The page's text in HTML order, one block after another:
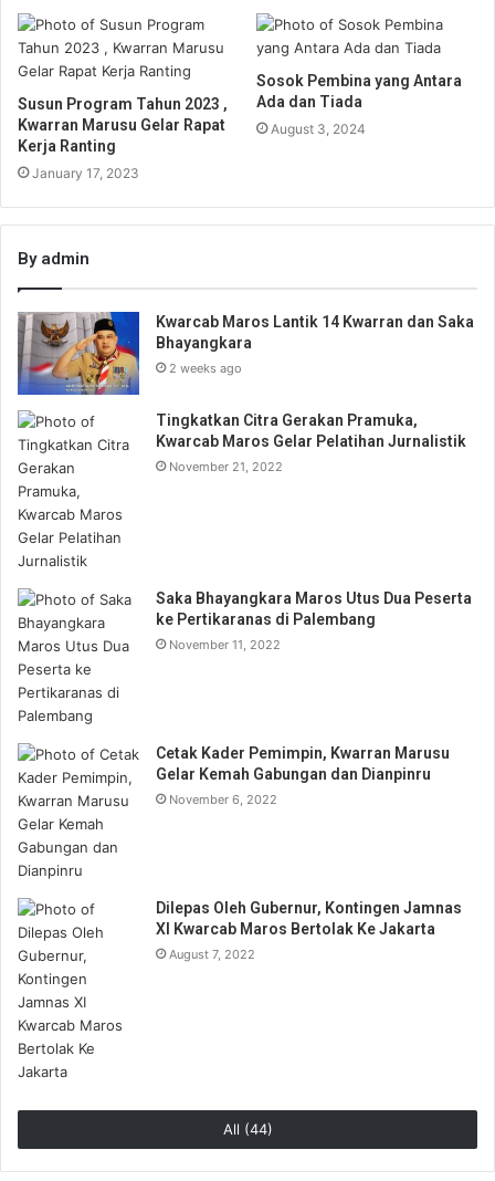
Susun Program Tahun 2023 ,
Kwarran Marusu Gelar Rapat
Kerja Ranting
January 17, 2023
Sosok Pembina yang Antara
Ada dan Tiada
August 3, 2024
By admin
Kwarcab Maros Lantik 14 Kwarran dan Saka
Bhayangkara
2 weeks ago
Tingkatkan Citra Gerakan Pramuka,
Kwarcab Maros Gelar Pelatihan Jurnalistik
November 21, 2022
Saka Bhayangkara Maros Utus Dua Peserta
ke Pertikaranas di Palembang
November 11, 2022
Cetak Kader Pemimpin, Kwarran Marusu
Gelar Kemah Gabungan dan Dianpinru
November 6, 2022
Dilepas Oleh Gubernur, Kontingen Jamnas
XI Kwarcab Maros Bertolak Ke Jakarta
August 7, 2022
All (44)